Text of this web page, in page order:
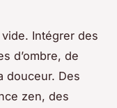
Intégrer des
d’ombre, de
douceur. Des
zen, des